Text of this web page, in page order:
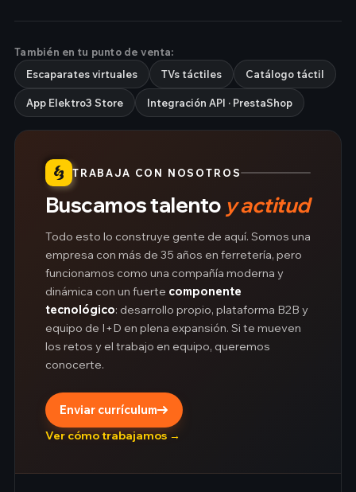
También en tu punto de venta:
Escaparates virtuales
TVs táctiles Catálogo táctil
App Elektro3 Store Integración API · PrestaShop
TRABAJA CON NOSOTROS
Buscamos talento y actitud
Todo esto lo construye gente de aquí. Somos una
empresa con más de 35 años en ferretería, pero
funcionamos como una compañía moderna y
dinámica con un fuerte componente
tecnológico: desarrollo propio, plataforma B2B y
equipo de I+D en plena expansión. Si te mueven
los retos y el trabajo en equipo, queremos
conocerte.
Enviar currículum
Ver cómo trabajamos →